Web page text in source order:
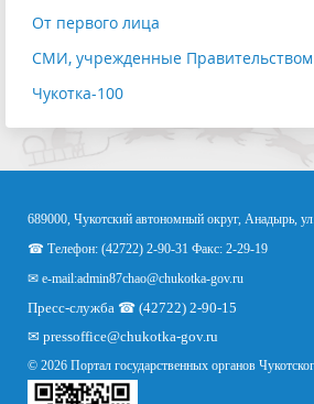
От первого лица
СМИ, учрежденные Правительством
Чукотка-100
689000, Чукотский автономный округ, Анадырь,
☎ Телефон: (42722) 2-90-31 Факс: 2-29-19
✉ e-mail:admin87chao@chukotka-gov.ru
Пресс-служба ☎ (42722) 2-90-15
✉ pressoffice@chukotka-gov.ru
© 2026 Портал государственных органов